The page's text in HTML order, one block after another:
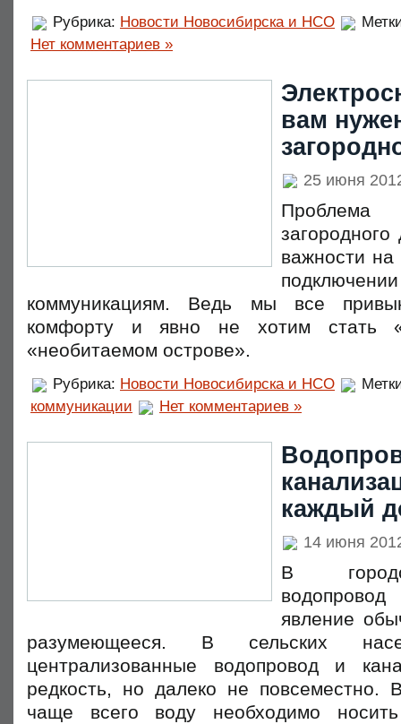
Рубрика: Новости Новосибирска и НСО
Нет комментариев »
вам
25 июня
Проблема
важности
коммуникациям. Ведь мы все
комфорту и явно не хотим стать
«необитаемом острове».
Рубрика: Новости Новосибирска и НСО
коммуникации
Нет комментариев »
каждый
14 июня
В
явление
разумеющееся. В сельских
централизованные водопровод и
редкость, но далеко не повсеместно.
чаще всего воду необходимо